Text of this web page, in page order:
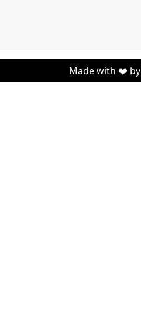
Made with ❤️ by